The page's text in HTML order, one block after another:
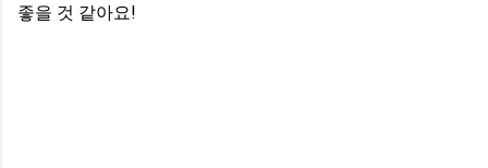
좋을 것 같아요!